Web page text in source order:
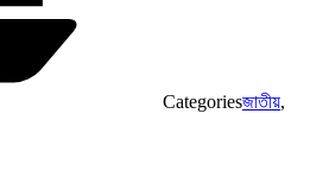
Categoriesজাতীয়,